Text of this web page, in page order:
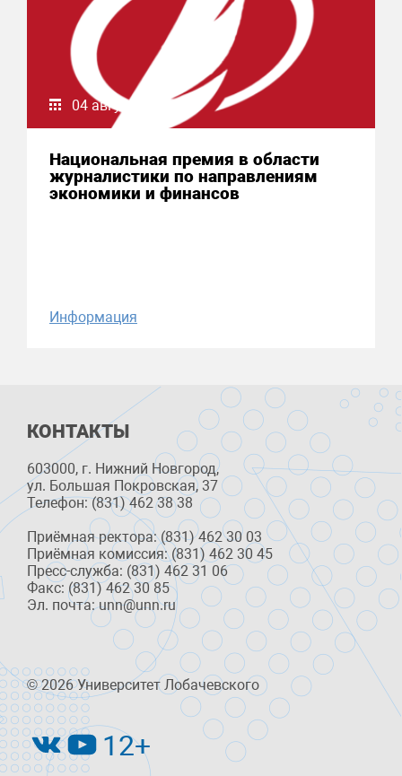
04 августа 2026
Национальная премия в области
журналистики по направлениям
экономики и финансов
Информация
КОНТАКТЫ
603000, г. Нижний Новгород,
ул. Большая Покровская, 37
Телефон: (831) 462 38 38
Приёмная ректора: (831) 462 30 03
Приёмная комиссия: (831) 462 30 45
Пресс-служба: (831) 462 31 06
Факс: (831) 462 30 85
Эл. почта: unn@unn.ru
© 2026 Университет Лобачевского
12+